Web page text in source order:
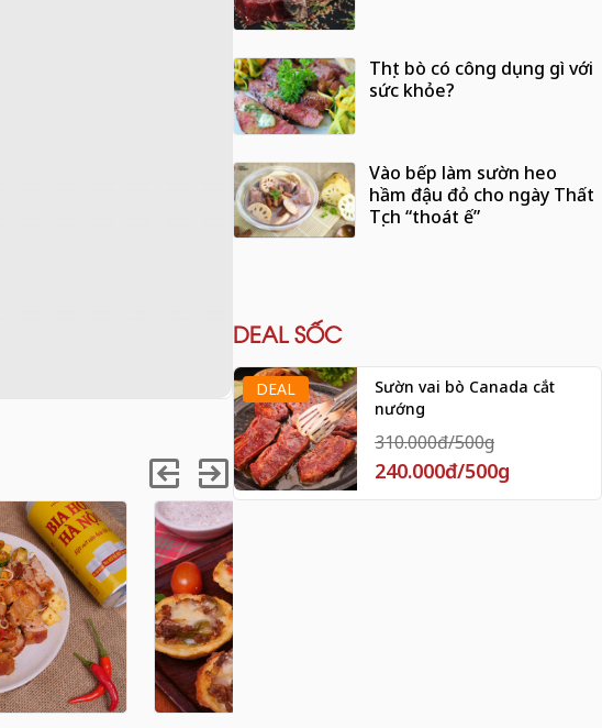
Thịt bò có công dụng gì với
sức khỏe?
Vào bếp làm sườn heo
hầm đậu đỏ cho ngày Thất
Tịch “thoát ế”
DEAL SỐC
DEAL
Sườn vai bò Canada cắt
nướng
310.000đ/500g
240.000đ/500g